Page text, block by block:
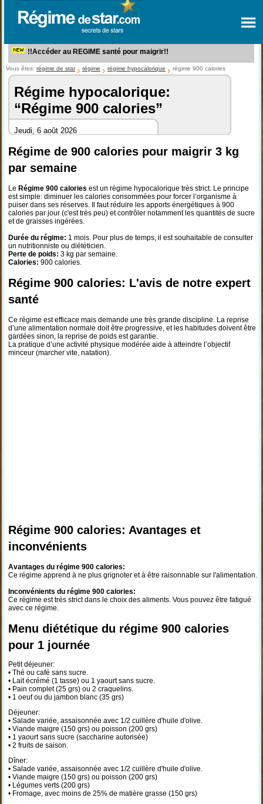
!!Accéder au REGIME santé pour maigrir!!
Vous êtes: régime de star régime régime hypocalorique régime 900 calories
Régime hypocalorique:
“Régime 900 calories”
Jeudi, 6 août 2026
Régime de 900 calories pour maigrir 3 kg
par semaine
Le Régime 900 calories est un régime hypocalorique très strict. Le principe
est simple: diminuer les calories consommées pour forcer l’organisme à
puiser dans ses réserves. Il faut réduire les apports énergétiques à 900
calories par jour (c'est très peu) et contrôler notamment les quantités de sucre
et de graisses ingérées.
Durée du régime: 1 mois. Pour plus de temps, il est souhaitable de consulter
un nutritionniste ou diététicien.
Perte de poids: 3 kg par semaine.
Calories: 900 calories.
Régime 900 calories: L'avis de notre expert
santé
Ce régime est efficace mais demande une très grande discipline. La reprise
d’une alimentation normale doit être progressive, et les habitudes doivent être
gardées sinon, la reprise de poids est garantie.
La pratique d’une activité physique modérée aide à atteindre l’objectif
minceur (marcher vite, natation).
Régime 900 calories: Avantages et
inconvénients
Avantages du régime 900 calories:
Ce régime apprend à ne plus grignoter et à être raisonnable sur l'alimentation.
Inconvénients du régime 900 calories:
Ce régime est très strict dans le choix des aliments. Vous pouvez être fatigué
avec ce régime.
Menu diététique du régime 900 calories
pour 1 journée
Petit déjeuner:
• Thé ou café sans sucre.
• Lait écrémé (1 tasse) ou 1 yaourt sans sucre.
• Pain complet (25 grs) ou 2 craquelins.
• 1 oeuf ou du jambon blanc (35 grs)
Déjeuner:
• Salade variée, assaisonnée avec 1/2 cuillère d'huile d'olive.
• Viande maigre (150 grs) ou poisson (200 grs)
• 1 yaourt sans sucre (saccharine autorisée)
• 2 fruits de saison.
Dîner:
• Salade variée, assaisonnée avec 1/2 cuillère d'huile d'olive.
• Viande maigre (150 grs) ou poisson (200 grs)
• Légumes verts (200 grs)
• Fromage, avec moins de 25% de matière grasse (150 grs)